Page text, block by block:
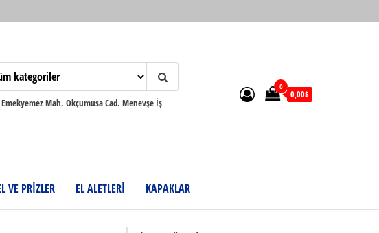
Emekyemez Mah. Okçumusa Cad. Menevşe İş
0
0,00$
VE PRİZLER EL ALETLERİ KAPAKLAR